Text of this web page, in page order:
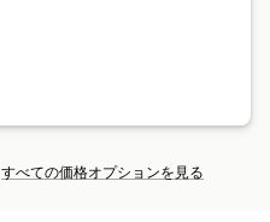
すべての価格オプションを見る